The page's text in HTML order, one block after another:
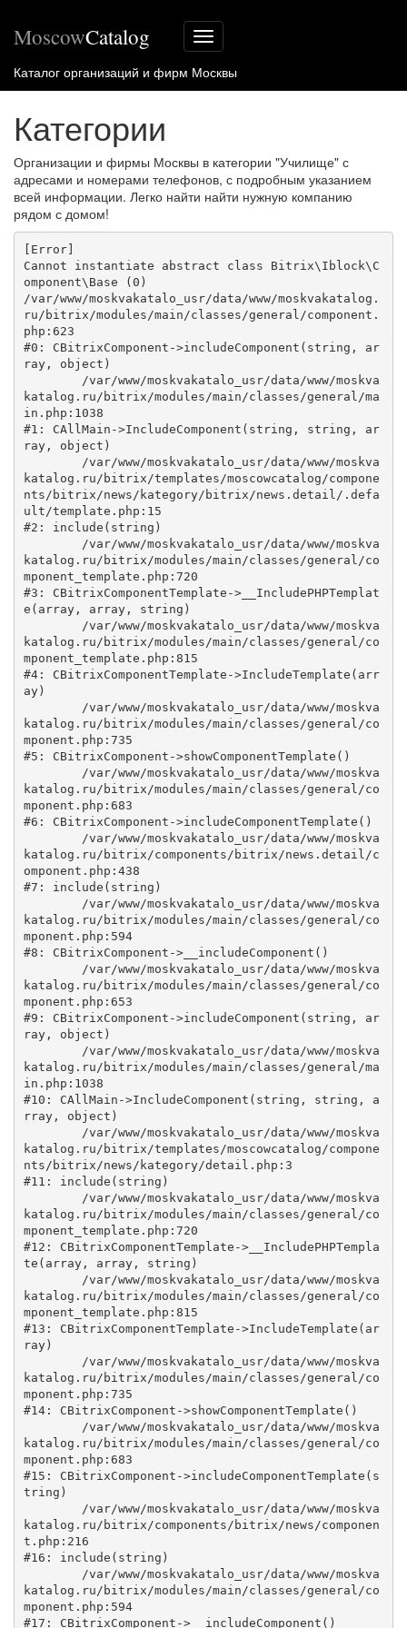
Меню
сайта
MoscowCatalog
Каталог организаций и фирм Москвы
Категории
Организации и фирмы Москвы в категории "Училище" с
адресами и номерами телефонов, с подробным указанием
всей информации. Легко найти найти нужную компанию
рядом с домом!
[Error]
Cannot instantiate abstract class Bitrix\Iblock\C
omponent\Base (0)
/var/www/moskvakatalo_usr/data/www/moskvakatalog.
ru/bitrix/modules/main/classes/general/component.
php:623
#0: CBitrixComponent->includeComponent(string, ar
ray, object)
katalog.ru/bitrix/modules/main/classes/general/ma
in.php:1038
#1: CAllMain->IncludeComponent(string, string, ar
ray, object)
katalog.ru/bitrix/templates/moscowcatalog/compone
nts/bitrix/news/kategory/bitrix/news.detail/.defa
ult/template.php:15
#2: include(string)
katalog.ru/bitrix/modules/main/classes/general/co
mponent_template.php:720
#3: CBitrixComponentTemplate->__IncludePHPTemplat
e(array, array, string)
katalog.ru/bitrix/modules/main/classes/general/co
mponent_template.php:815
#4: CBitrixComponentTemplate->IncludeTemplate(arr
ay)
katalog.ru/bitrix/modules/main/classes/general/co
mponent.php:735
#5: CBitrixComponent->showComponentTemplate()
katalog.ru/bitrix/modules/main/classes/general/co
mponent.php:683
#6: CBitrixComponent->includeComponentTemplate()
katalog.ru/bitrix/components/bitrix/news.detail/c
omponent.php:438
#7: include(string)
katalog.ru/bitrix/modules/main/classes/general/co
mponent.php:594
#8: CBitrixComponent->__includeComponent()
katalog.ru/bitrix/modules/main/classes/general/co
mponent.php:653
#9: CBitrixComponent->includeComponent(string, ar
ray, object)
katalog.ru/bitrix/modules/main/classes/general/ma
in.php:1038
#10: CAllMain->IncludeComponent(string, string, a
rray, object)
katalog.ru/bitrix/templates/moscowcatalog/compone
nts/bitrix/news/kategory/detail.php:3
#11: include(string)
katalog.ru/bitrix/modules/main/classes/general/co
mponent_template.php:720
#12: CBitrixComponentTemplate->__IncludePHPTempla
te(array, array, string)
katalog.ru/bitrix/modules/main/classes/general/co
mponent_template.php:815
#13: CBitrixComponentTemplate->IncludeTemplate(ar
ray)
katalog.ru/bitrix/modules/main/classes/general/co
mponent.php:735
#14: CBitrixComponent->showComponentTemplate()
katalog.ru/bitrix/modules/main/classes/general/co
mponent.php:683
#15: CBitrixComponent->includeComponentTemplate(s
tring)
katalog.ru/bitrix/components/bitrix/news/componen
t.php:216
#16: include(string)
katalog.ru/bitrix/modules/main/classes/general/co
mponent.php:594
#17: CBitrixComponent->__includeComponent()